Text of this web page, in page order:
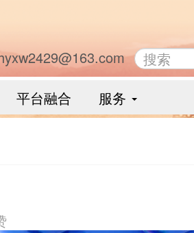
平台融合 服务